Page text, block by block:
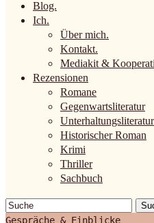
Blog.
Ich.
Über mich.
Kontakt.
Mediakit &
Rezensionen
Romane
Gegenwartsliteratur
Unterhaltungsliteratur
Historischer Roman
Krimi
Thriller
Sachbuch
Gespräche & Einblicke